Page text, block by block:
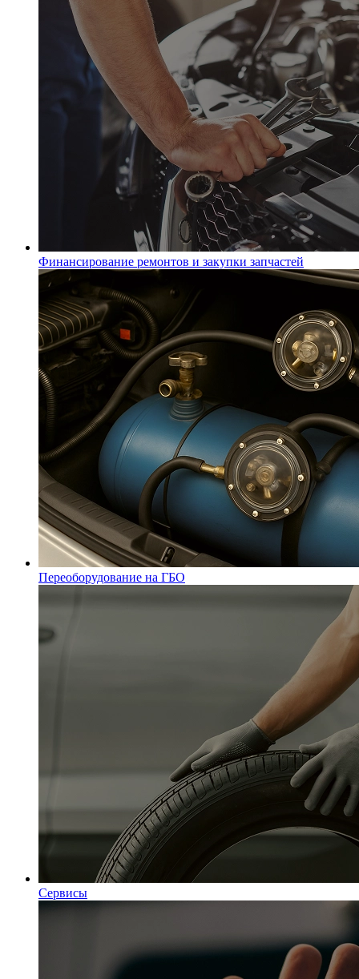
Финансирование ремонтов и закупки запчастей
Переоборудование на ГБО
Сервисы